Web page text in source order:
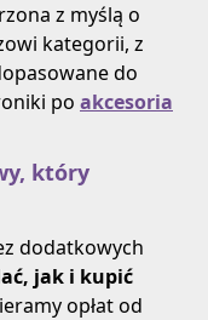
z myślą o
kategorii, z
do
po akcesoria
który
dodatkowych
jak i kupić
opłat od